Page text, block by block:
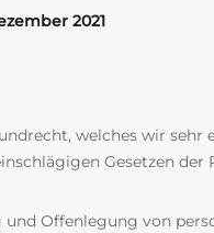
2021
welches wir
Gesetzen der
Offenlegung von